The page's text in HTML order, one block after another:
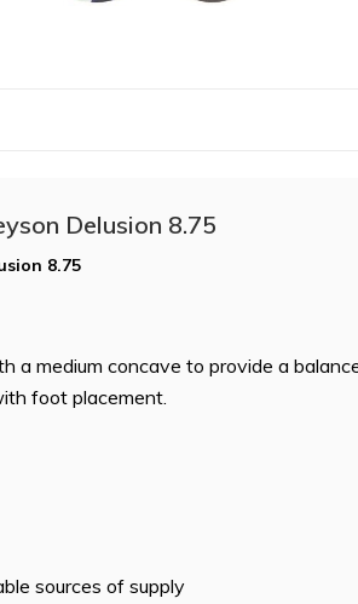
Delusion 8.75
8.75
a medium concave to provide a
foot placement.
sources of supply